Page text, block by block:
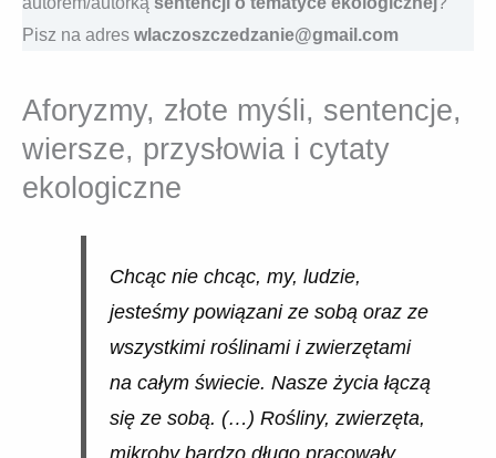
Pisz na adres wlaczoszczedzanie@gmail.com
Aforyzmy, złote myśli, sentencje,
wiersze, przysłowia i cytaty
ekologiczne
Chcąc nie chcąc, my, ludzie,
jesteśmy powiązani ze sobą oraz ze
wszystkimi roślinami i zwierzętami
na całym świecie. Nasze życia łączą
się ze sobą. (…) Rośliny, zwierzęta,